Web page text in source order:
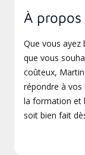
À
Que vous ayez
que vous
coûteux,
répondre à vos
la formation et
soit bien fait